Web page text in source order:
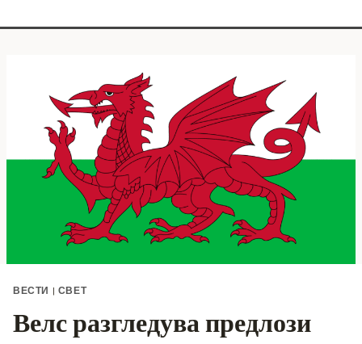
ВЕСТИ | СВЕТ
Велс разгледува предлози